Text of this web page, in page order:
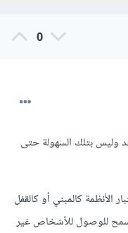
0
وليس بتلك السهولة حتى
كالمبني أو كالقفل
للوصول للأشخاص غير